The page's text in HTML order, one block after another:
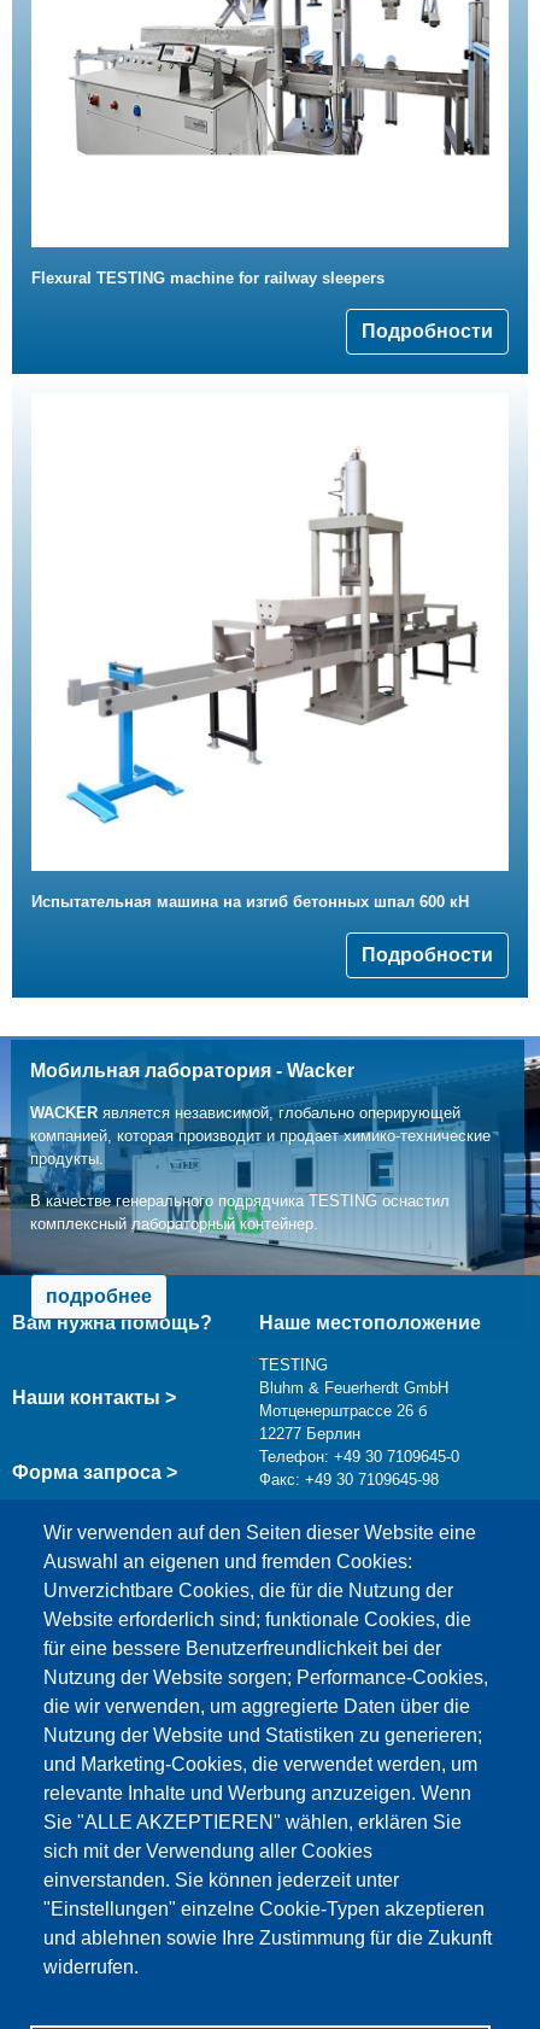
Flexural TESTING machine for railway sleepers
Подробности
Испытательная машина на изгиб бетонных шпал 600 кН
Подробности
Мобильная лаборатория - Wacker
WACKERявляется независимой, глобально оперирующей
компанией, которая производит и продает химико-технические
продукты.
В качестве генерального подрядчика TESTING оснастил
комплексный лабораторный контейнер.
подробнее
Wir verwenden auf den Seiten dieser Website eine
Auswahl an eigenen und fremden Cookies:
Unverzichtbare Cookies, die für die Nutzung der
Website erforderlich sind; funktionale Cookies, die
für eine bessere Benutzerfreundlichkeit bei der
Nutzung der Website sorgen; Performance-Cookies,
die wir verwenden, um aggregierte Daten über die
Nutzung der Website und Statistiken zu generieren;
und Marketing-Cookies, die verwendet werden, um
relevante Inhalte und Werbung anzuzeigen. Wenn
Sie "ALLE AKZEPTIEREN" wählen, erklären Sie
sich mit der Verwendung aller Cookies
einverstanden. Sie können jederzeit unter
"Einstellungen" einzelne Cookie-Typen akzeptieren
und ablehnen sowie Ihre Zustimmung für die Zukunft
widerrufen.
Вам нужна помощь?
Наши контакты >
Форма запроса >
Наше местоположение
TESTING
Bluhm & Feuerherdt GmbH
Мотценерштрассе 26 б
12277 Берлин
Телефон: +49 30 7109645-0
Факс: +49 30 7109645-98
info@testing.de
Этот материал заблокирован, потому что
файлы cookie Google Maps не были приняты.
НЕОБХОДИМО ПРИНЯТЬ ТОЛЬКО
ФАЙЛЫ COOKIE GOOGLE MAPS.
Alle Cookies akzeptieren